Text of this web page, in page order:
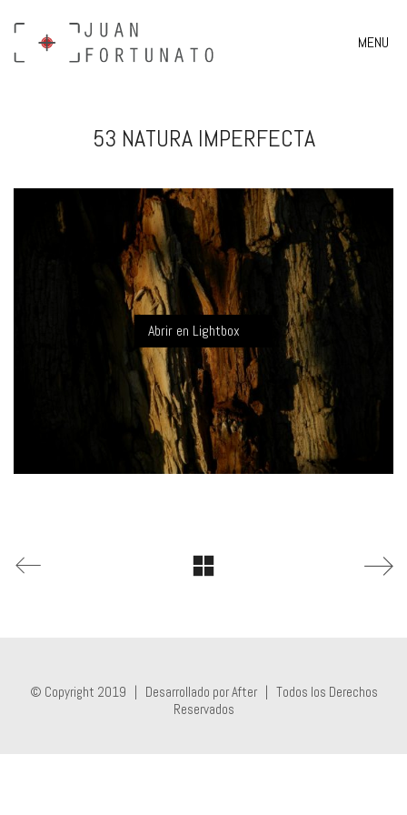
MENU
53 NATURA IMPERFECTA
Abrir en Lightbox
© Copyright 2019 | Desarrollado por After| Todos los Derechos
Reservados